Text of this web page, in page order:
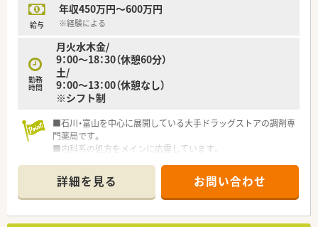
【想定されるモデル年収】
決定いたします。
■年に1回の昇給機会があり、日々の頑張りがきちんと評価に反
映される仕組みです。
■年2回の賞与が支給されるため、安定した収入を得ながら安心
して働けます。
給与
年収450万円～600万円
※経験による
勤務
時間
月火水木金/
9：00～18：30（休憩60分）
土/
9：00～13：00（休憩なし）
※シフト制
■石川・富山を中心に展開している大手ドラッグストアの調剤専
門薬局です。
■内科系の処方をメインに応需しています。
詳細を見る お問い合わせ